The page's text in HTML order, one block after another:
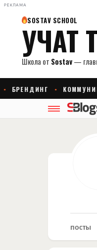
РЕКЛАМА
посты